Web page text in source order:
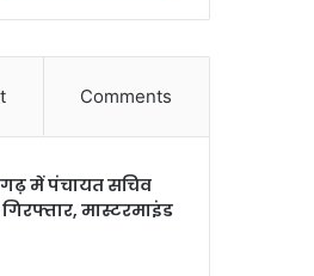
Comments
में पंचायत सचिव
मास्टरमाइंड